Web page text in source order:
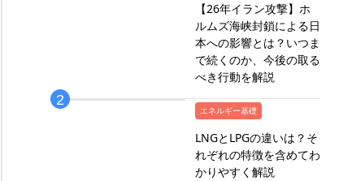
【26年イラン攻撃】ホ
ルムズ海峡封鎖による日
本への影響とは？いつま
で続くのか、今後の取る
べき行動を解説
エネルギー基礎
LNGとLPGの違いは？そ
れぞれの特徴を含めてわ
かりやすく解説